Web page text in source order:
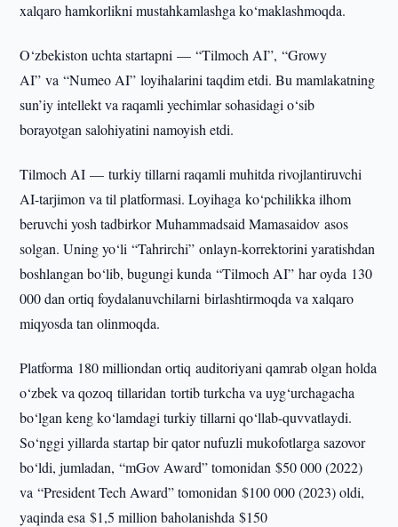
xalqaro hamkorlikni mustahkamlashga ko‘maklashmoqda.
O‘zbekiston uchta startapni — “Tilmoch AI”, “Growy
AI” va “Numeo AI” loyihalarini taqdim etdi. Bu mamlakatning
sun’iy intellekt va raqamli yechimlar sohasidagi o‘sib
borayotgan salohiyatini namoyish etdi.
Tilmoch AI — turkiy tillarni raqamli muhitda rivojlantiruvchi
AI-tarjimon va til platformasi. Loyihaga ko‘pchilikka ilhom
beruvchi yosh tadbirkor Muhammadsaid Mamasaidov asos
solgan. Uning yo‘li “Tahrirchi” onlayn-korrektorini yaratishdan
boshlangan bo‘lib, bugungi kunda “Tilmoch AI” har oyda 130
000 dan ortiq foydalanuvchilarni birlashtirmoqda va xalqaro
miqyosda tan olinmoqda.
Platforma 180 milliondan ortiq auditoriyani qamrab olgan holda
o‘zbek va qozoq tillaridan tortib turkcha va uyg‘urchagacha
bo‘lgan keng ko‘lamdagi turkiy tillarni qo‘llab-quvvatlaydi.
So‘nggi yillarda startap bir qator nufuzli mukofotlarga sazovor
bo‘ldi, jumladan, “mGov Award” tomonidan $50 000 (2022)
va “President Tech Award” tomonidan $100 000 (2023) oldi,
yaqinda esa $1,5 million baholanishda $150